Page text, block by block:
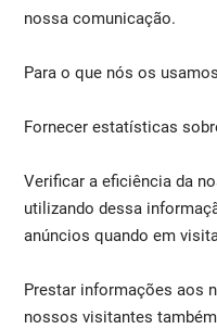
nossa comunicação.
Para o que nós os
Fornecer estatísticas
Verificar a eficiência da
utilizando dessa
anúncios quando em
Prestar informações aos
nossos visitantes